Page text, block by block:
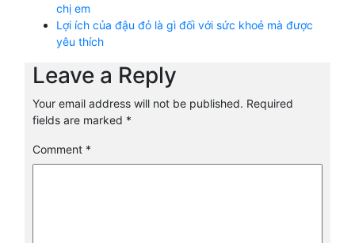
chị em
Lợi ích của đậu đỏ là gì đối với sức khoẻ mà được
yêu thích
Leave a Reply
Your email address will not be published. Required
fields are marked *
Comment *